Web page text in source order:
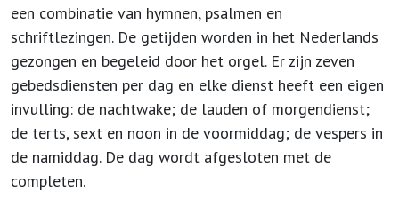
een combinatie van hymnen, psalmen en
schriftlezingen. De getijden worden in het Nederlands
gezongen en begeleid door het orgel. Er zijn zeven
gebedsdiensten per dag en elke dienst heeft een eigen
invulling: de nachtwake; de lauden of morgendienst;
de terts, sext en noon in de voormiddag; de vespers in
de namiddag. De dag wordt afgesloten met de
completen.